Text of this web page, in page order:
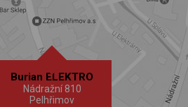
Burian ELEKTRO
Nádražní 810
Pelhřimov